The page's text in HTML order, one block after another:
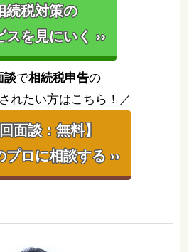
続税対策の
スを見にいく ››
談で相続税申告の
れたい方はこちら！／
回面談：無料】
プロに相談する ››